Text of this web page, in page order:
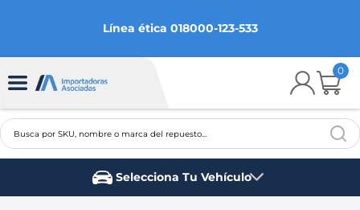
Línea ética 018000-123-533
0
Busca por SKU, nombre o marca del repuesto...
Selecciona Tu Vehículo